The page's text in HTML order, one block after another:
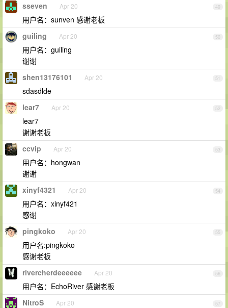
49
sseven Apr 20
用户名：sunven 感谢老板
50
guiling Apr 20
用户名：guiling
谢谢
51
shen13176101 Apr 20
sdasdlde
52
lear7 Apr 20
lear7
谢谢老板
53
ccvip Apr 20
用户名：hongwan
谢谢
54
xinyf4321 Apr 20
用户名：xinyf421
感谢
55
pingkoko Apr 20
用户名:pingkoko
感谢老板
56
rivercherdeeeeee Apr 20
用户名：EchoRiver 感谢老板
57
NitroS Apr 20